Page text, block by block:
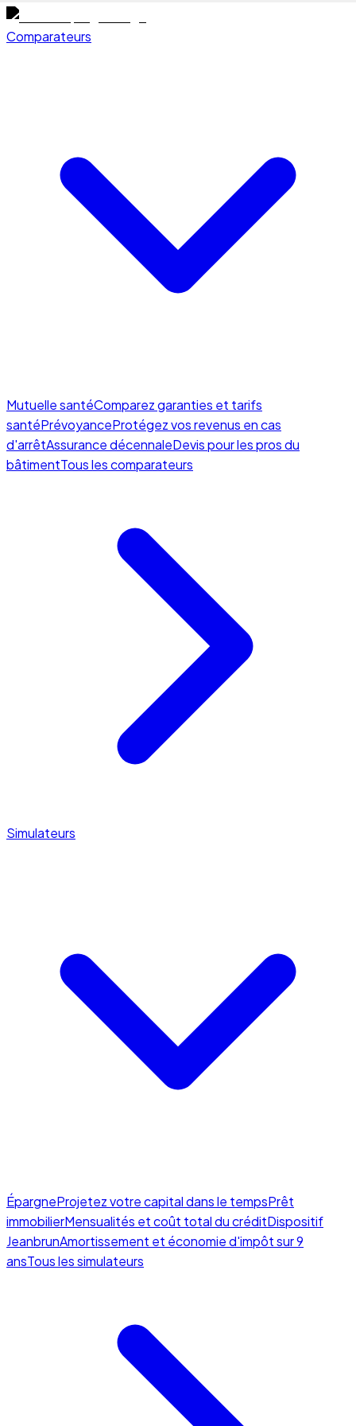
Comparateurs
Mutuelle santéComparez garanties et tarifs
santéPrévoyanceProtégez vos revenus en cas
d'arrêtAssurance décennaleDevis pour les pros du
bâtimentTous les comparateurs
Simulateurs
ÉpargneProjetez votre capital dans le tempsPrêt
immobilierMensualités et coût total du créditDispositif
JeanbrunAmortissement et économie d'impôt sur 9
ansTous les simulateurs